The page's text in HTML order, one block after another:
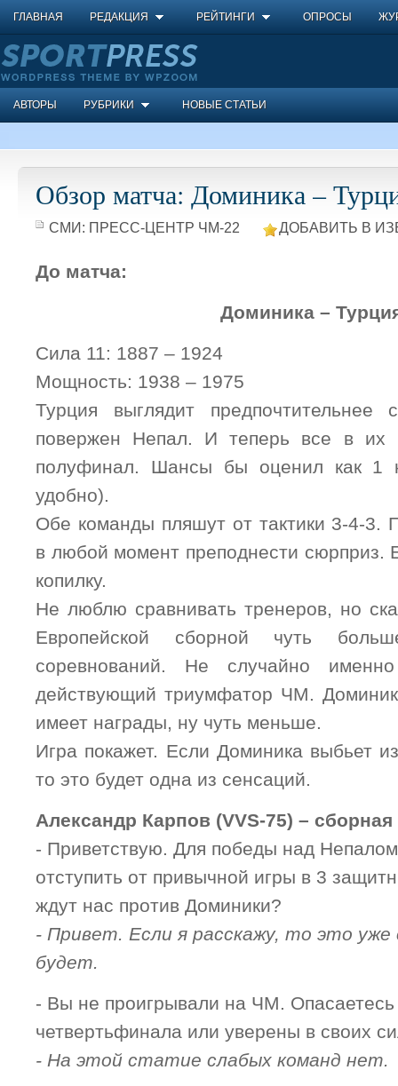
ГЛАВНАЯ РЕДАКЦИЯ РЕЙТИНГИ ОПРОСЫ
АВТОРЫ РУБРИКИ НОВЫЕ СТАТЬИ
Обзор матча: Доминика –
СМИ: ПРЕСС-ЦЕНТР ЧМ-22 ДОБАВИТЬ В
До матча:
Доминика –
Сила 11: 1887 – 1924
Мощность: 1938 – 1975
Турция выглядит
повержен Непал. И теперь все в их
полуфинал. Шансы бы оценил как 1
удобно).
Обе команды пляшут от тактики 3-4-3.
в любой момент преподнести сюрприз.
копилку.
Не люблю сравнивать тренеров, но
Европейской сборной чуть
соревнований. Не случайно
действующий триумфатор ЧМ.
имеет награды, ну чуть меньше.
Игра покажет. Если Доминика выбьет
то это будет одна из сенсаций.
Александр Карпов (VVS-75) –
- Приветствую. Для победы над
отступить от привычной игры в 3
ждут нас против Доминики?
- Привет. Если я расскажу, то это уже
будет.
- Вы не проигрывали на ЧМ. Опасаетесь
четвертьфинала или уверены в своих
- На этой статие слабых команд нет.